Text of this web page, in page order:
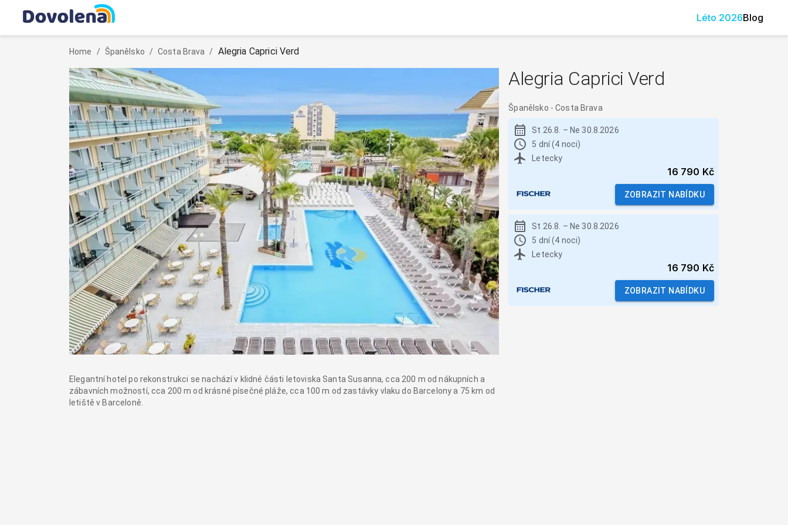
Léto 2026Blog
Home / Španělsko / Costa Brava / Alegria Caprici Verd
Elegantní hotel po rekonstrukci se nachází v klidné části letoviska Santa Susanna, cca 200 m od nákupních a
zábavních možností, cca 200 m od krásné písečné pláže, cca 100 m od zastávky vlaku do Barcelony a 75 km od
letiště v Barceloně.
Alegria Caprici Verd
Španělsko -Costa Brava
St 26.8. – Ne 30.8.2026
5 dní (4 noci)
Letecky
16 790 Kč
ZOBRAZIT NABÍDKU
St 26.8. – Ne 30.8.2026
5 dní (4 noci)
Letecky
16 790 Kč
ZOBRAZIT NABÍDKU